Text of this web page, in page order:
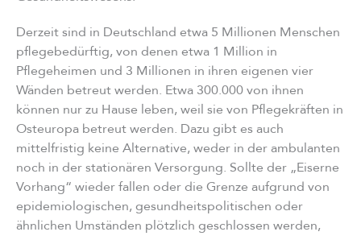
Derzeit sind in Deutschland etwa 5 Millionen Menschen
pflegebedürftig, von denen etwa 1 Million in
Pflegeheimen und 3 Millionen in ihren eigenen vier
Wänden betreut werden. Etwa 300.000 von ihnen
können nur zu Hause leben, weil sie von Pflegekräften in
Osteuropa betreut werden. Dazu gibt es auch
mittelfristig keine Alternative, weder in der ambulanten
noch in der stationären Versorgung. Sollte der „Eiserne
Vorhang“ wieder fallen oder die Grenze aufgrund von
epidemiologischen, gesundheitspolitischen oder
ähnlichen Umständen plötzlich geschlossen werden,